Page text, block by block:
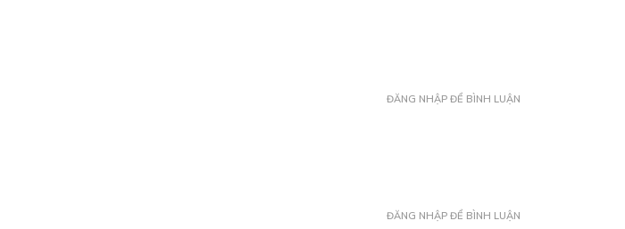
ĐĂNG NHẬP ĐỂ BÌNH LUẬN
ĐĂNG NHẬP ĐỂ BÌNH LUẬN